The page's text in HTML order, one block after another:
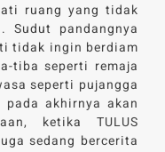
ruang yang tidak
Sudut pandangnya
tidak ingin berdiam
tiba seperti remaja
seperti pujangga
akhirnya akan
ketika TULUS
sedang bercerita